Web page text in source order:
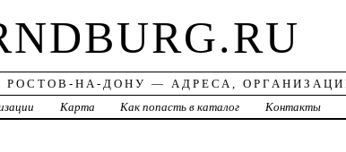
РОСТОВ-НА-ДОНУ — АДРЕСА,
Карта Как попасть в каталог Контакты